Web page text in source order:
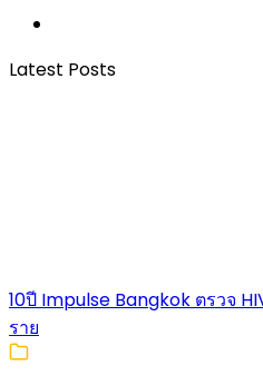
Latest Posts
10ปี Impulse Bangkok ตรวจ
ราย